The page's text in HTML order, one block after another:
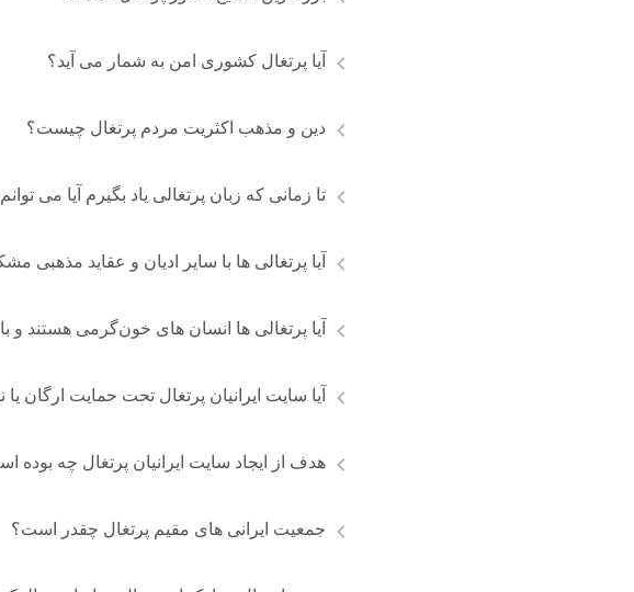
آیا پرتغال کشوری امن به شمار می آید؟
دین و مذهب اکثریت مردم پرتغال چیست؟
تا زمانی که زبان پرتغالی یاد بگیرم آیا می
آیا پرتغالی ها با سایر ادیان و عقاید مذهبی
آیا پرتغالی ها انسان های خون‌گرمی هستند و
آیا سایت ایرانیان پرتغال تحت حمایت ارگان
هدف از ایجاد سایت ایرانیان پرتغال چه بوده
جمعیت ایرانی های مقیم پرتغال چقدر است؟